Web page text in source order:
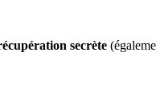
secrète